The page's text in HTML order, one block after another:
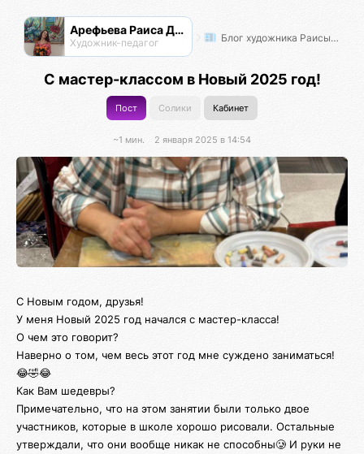
Арефьева Раиса Дмитриевна
Художник-педагог Блог художника Раисы Арефьевой
С мастер-классом в Новый 2025 год!
Пост Солики Кабинет
~1 мин. 2 января 2025 в 14:54
С Новым годом, друзья!
У меня Новый 2025 год начался с мастер-класса!
О чем это говорит?
Наверно о том, чем весь этот год мне суждено заниматься!
😂🤣😂
Как Вам шедевры?
Примечательно, что на этом занятии были только двое
участников, которые в школе хорошо рисовали. Остальные
утверждали, что они вообще никак не способны🥲 И руки не